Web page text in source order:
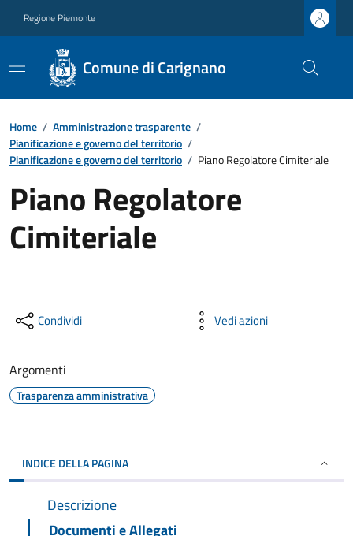
Regione Piemonte
Comune di Carignano
Home / Amministrazione trasparente /
Pianificazione e governo del territorio /
Pianificazione e governo del territorio / Piano Regolatore Cimiteriale
Piano Regolatore
Cimiteriale
Condividi Vedi azioni
Argomenti
Trasparenza amministrativa
INDICE DELLA PAGINA
Descrizione
Documenti e Allegati